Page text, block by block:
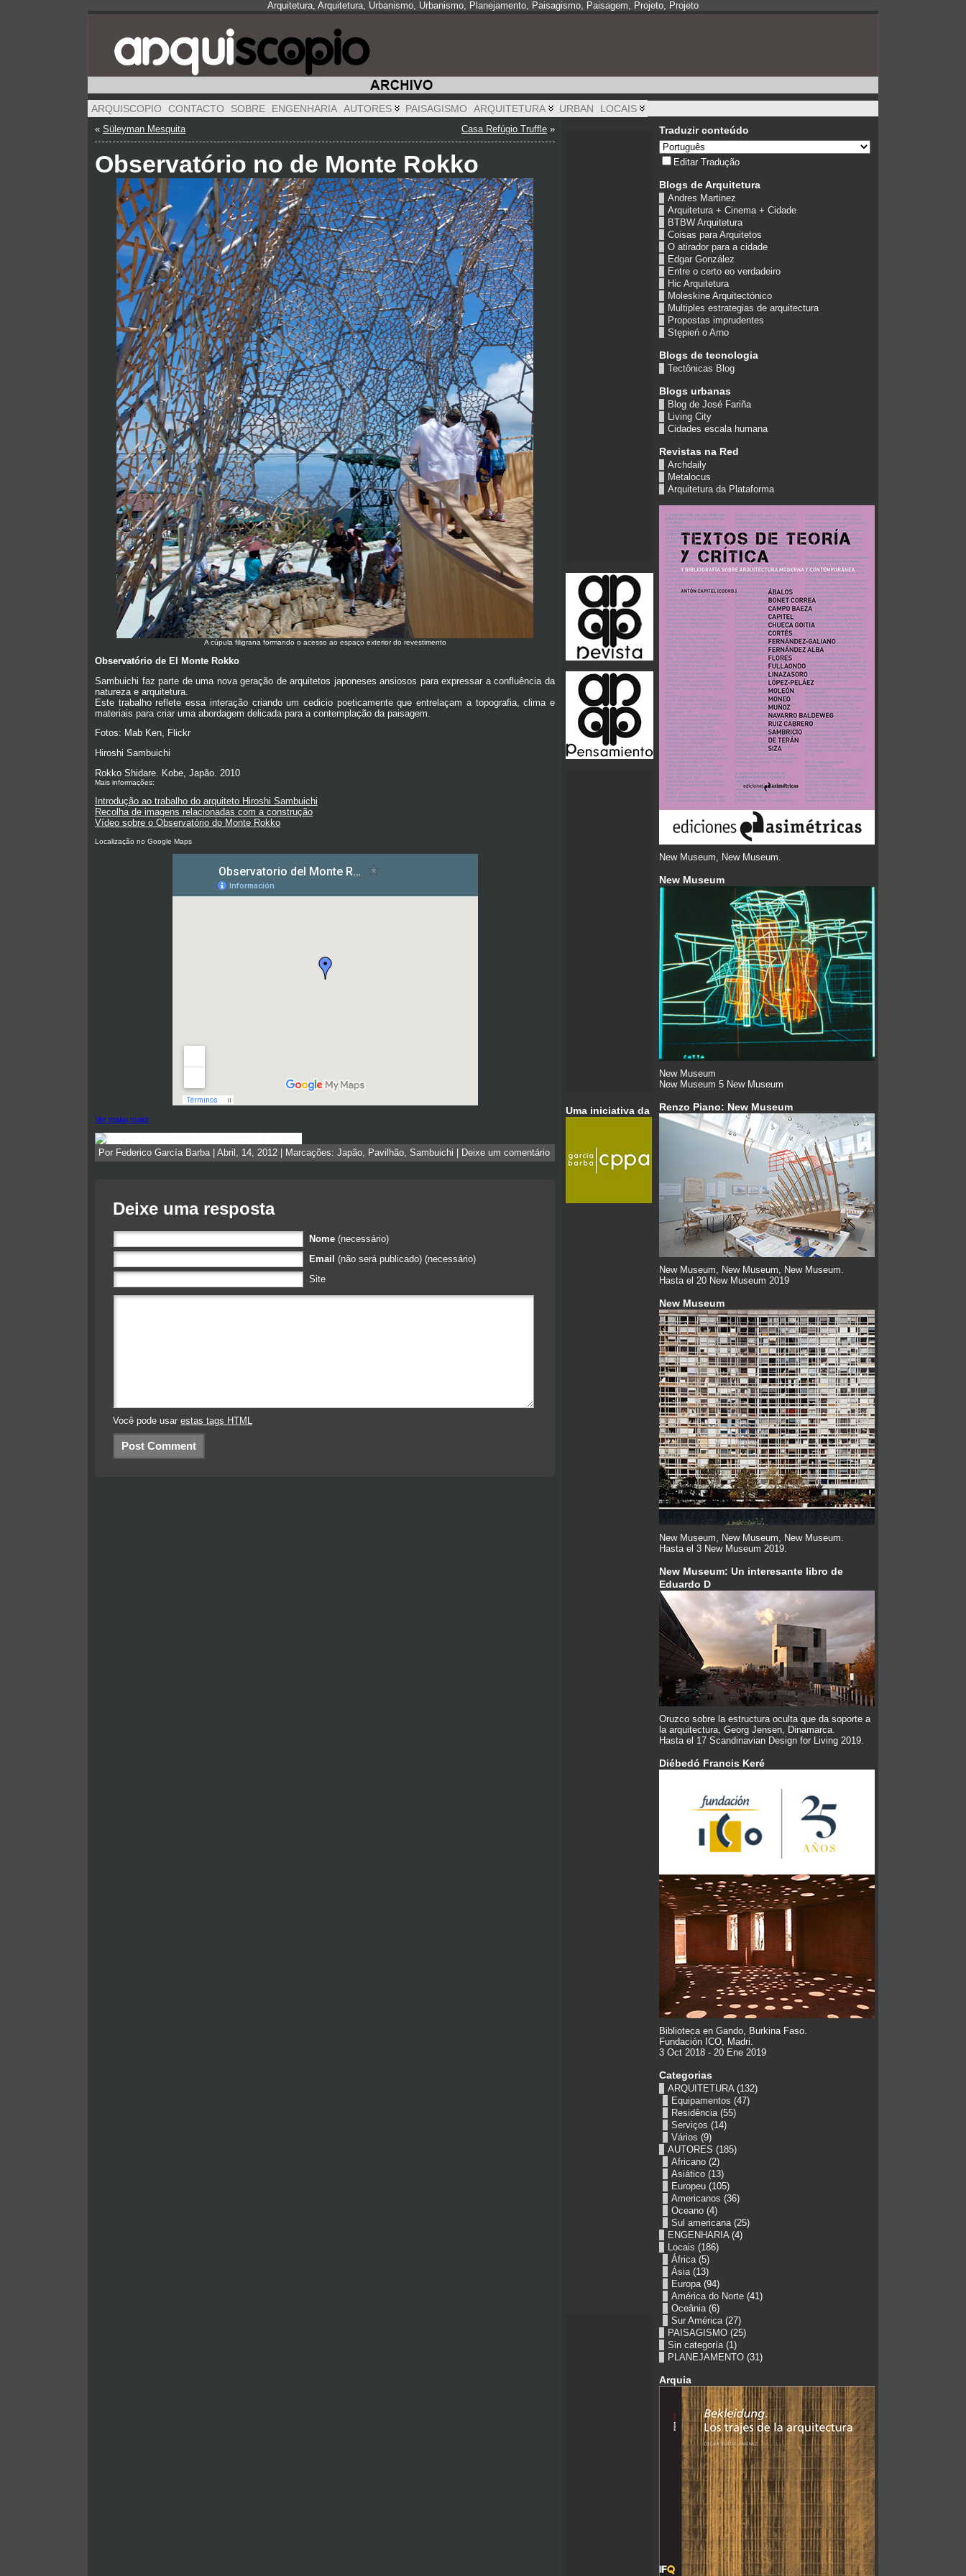
Arquitetura, Arquitetura, Urbanismo, Urbanismo, Planejamento, Paisagismo, Paisagem, Projeto, Projeto
ARQUISCOPIO CONTACTO SOBRE ENGENHARIA AUTORES PAISAGISMO ARQUITETURA URBAN LOCAIS
« Süleyman Mesquita Casa Refúgio Truffle »
Observatório no de Monte Rokko
A cúpula filigrana formando o acesso ao espaço exterior do revestimento
Observatório de El Monte Rokko
Sambuichi faz parte de uma nova geração de arquitetos japoneses ansiosos para expressar a confluência da
natureza e arquitetura.
Este trabalho reflete essa interação criando um cedicio poeticamente que entrelaçam a topografia, clima e
materiais para criar uma abordagem delicada para a contemplação da paisagem.
Fotos: Mab Ken, Flickr
Hiroshi Sambuichi
Rokko Shidare.
Kobe, Japão. 2010
Mais informações:
Introdução ao trabalho do arquiteto Hiroshi Sambuichi
Recolha de imagens relacionadas com a construção
Vídeo sobre o Observatório do Monte Rokko
Localização no Google Maps
Ver mapa maior
Por Federico García Barba | Abril, 14, 2012 | Marcações: Japão Pavilhão Sambuichi Deixe um comentário
Deixe uma resposta
Nome (necessário)
Email (não será publicado) (necessário)
Site
Você pode usar estas tags HTML
Uma iniciativa da
Traduzir conteúdo
Editar Tradução
Blogs de Arquitetura
Andres Martinez
Arquitetura + Cinema + Cidade
BTBW Arquitetura
Coisas para Arquitetos
O atirador para a cidade
Edgar González
Entre o certo eo verdadeiro
Hic Arquitetura
Moleskine Arquitectónico
Multiples estrategias de arquitectura
Propostas imprudentes
Stępień o Arno
Blogs de tecnologia
Tectônicas Blog
Blogs urbanas
Blog de José Fariña
Living City
Cidades escala humana
Revistas na Red
Archdaily
Metalocus
Arquitetura da Plataforma
New Museum, New Museum.
New Museum
New Museum
New Museum 5 New Museum
Renzo Piano: New Museum
New Museum, New Museum, New Museum.
Hasta el 20 New Museum 2019
New Museum
New Museum, New Museum, New Museum.
Hasta el 3 New Museum 2019.
New Museum: Un interesante libro de
Eduardo D
Oruzco sobre la estructura oculta que da soporte a
la arquitectura, Georg Jensen, Dinamarca.
Hasta el 17 Scandinavian Design for Living 2019.
Diébedó Francis Keré
Biblioteca en Gando, Burkina Faso.
Fundación ICO, Madri.
3 Oct 2018 - 20 Ene 2019
Categorias
ARQUITETURA(132)
Equipamentos (47)
Residência(55)
Serviços (14)
Vários (9)
AUTORES (185)
Africano (2)
Asiático (13)
Europeu (105)
Americanos (36)
Oceano (4)
Sul americana(25)
ENGENHARIA(4)
Locais (186)
África(5)
Ásia(13)
Europa(94)
América do Norte (41)
Oceânia(6)
Sur América(27)
PAISAGISMO (25)
Sin categoría(1)
PLANEJAMENTO (31)
Arquia